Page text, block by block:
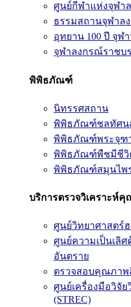
ศูนย์กีฬาแห่งจุฬา
ธรรมสถานจุฬาล
อุทยาน 100 ปี จุฬา
จุฬาลงกรณ์ราชบ
พิพิธภัณฑ์
นิทรรศสถาน
พิพิธภัณฑ์ชลทัศน
พิพิธภัณฑ์พระจุฑ
พิพิธภัณฑ์พืชมีชีวิ
พิพิธภัณฑ์สมุนไพ
บริการตรวจวิเคราะห์
ศูนย์วิทยาศาสตร์
ศูนย์ความเป็นเลิศ
อันตราย
ตรวจสอบคุณภาพ
ศูนย์เครื่องมือวิจั
(STREC)